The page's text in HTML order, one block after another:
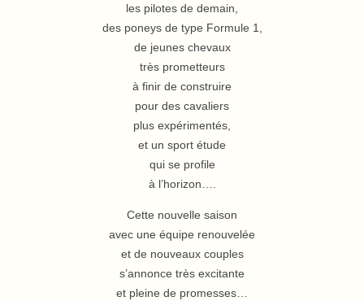
les pilotes de demain,
des poneys de type Formule 1,
de jeunes chevaux
très prometteurs
à finir de construire
pour des cavaliers
plus expérimentés,
et un sport étude
qui se profile
à l’horizon….
Cette nouvelle saison
avec une équipe renouvelée
et de nouveaux couples
s’annonce très excitante
et pleine de promesses…